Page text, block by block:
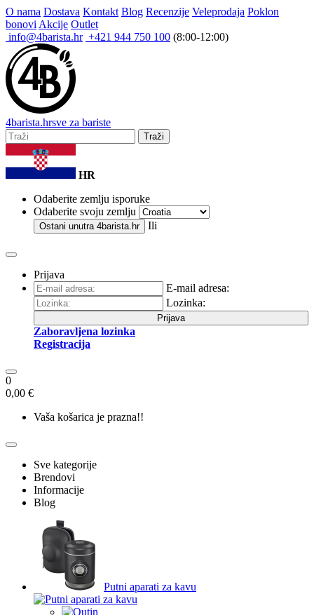
O nama Dostava Kontakt Blog Recenzije Veleprodaja Poklon
bonovi Akcije Outlet
info@4barista.hr +421 944 750 100 (8:00-12:00)
4barista.hrsve za bariste
Traži
HR
Odaberite zemlju isporuke
Odaberite svoju zemlju
Ostani unutra 4barista.hr Ili
Prijava
E-mail adresa:
Lozinka:
Prijava
Zaboravljena lozinka
Registracija
0
0,00 €
Vaša košarica je prazna!!
Sve kategorije
Brendovi
Informacije
Blog
Putni aparati za kavu